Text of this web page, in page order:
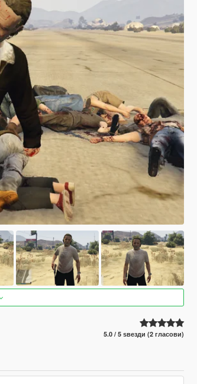
5.0 / 5 ѕвезди (2 гласови)